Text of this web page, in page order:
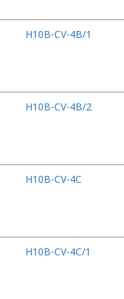
H10B-CV-4B/1
H10B-CV-4B/2
H10B-CV-4C
H10B-CV-4C/1